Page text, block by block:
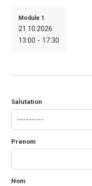
Module 1
21.10.2026
13:00 - 17:30
Salutation
Prenom
Nom